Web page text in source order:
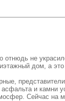
не
дом, а
и
Сейчас на